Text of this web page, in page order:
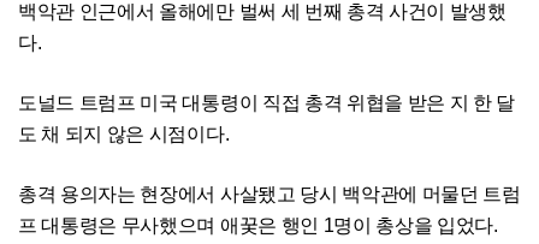
백악관 인근에서 올해에만 벌써 세 번째 총격 사건이 발생했
다.
도널드 트럼프 미국 대통령이 직접 총격 위협을 받은 지 한 달
도 채 되지 않은 시점이다.
총격 용의자는 현장에서 사살됐고 당시 백악관에 머물던 트럼
프 대통령은 무사했으며 애꿎은 행인 1명이 총상을 입었다.